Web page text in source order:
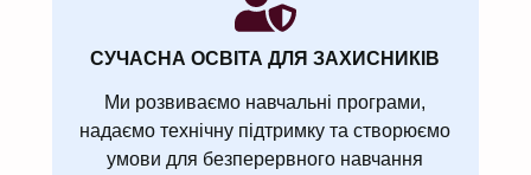
СУЧАСНА ОСВІТА ДЛЯ ЗАХИСНИКІВ
Ми розвиваємо навчальні програми,
надаємо технічну підтримку та створюємо
умови для безперервного навчання